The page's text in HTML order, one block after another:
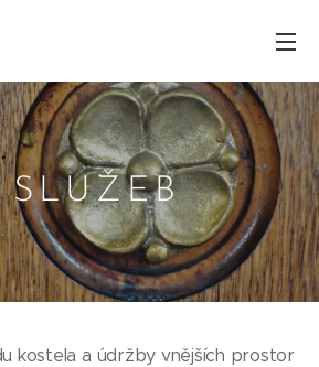
SLUŽEB
kostela a údržby vnějších prostor